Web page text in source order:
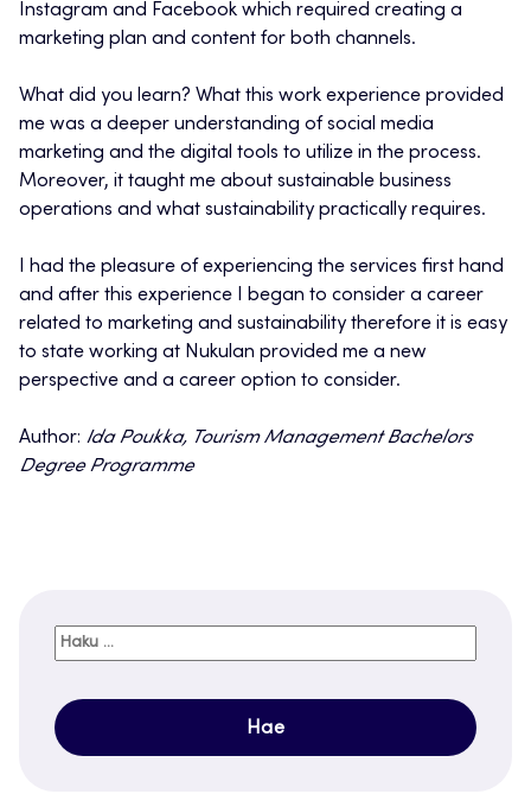
Instagram and Facebook which required creating a
marketing plan and content for both channels.
What did you learn? What this work experience provided
me was a deeper understanding of social media
marketing and the digital tools to utilize in the process.
Moreover, it taught me about sustainable business
operations and what sustainability practically requires.
I had the pleasure of experiencing the services first hand
and after this experience I began to consider a career
related to marketing and sustainability therefore it is easy
to state working at Nukulan provided me a new
perspective and a career option to consider.
Author: Ida Poukka, Tourism Management Bachelors
Degree Programme
Haku: